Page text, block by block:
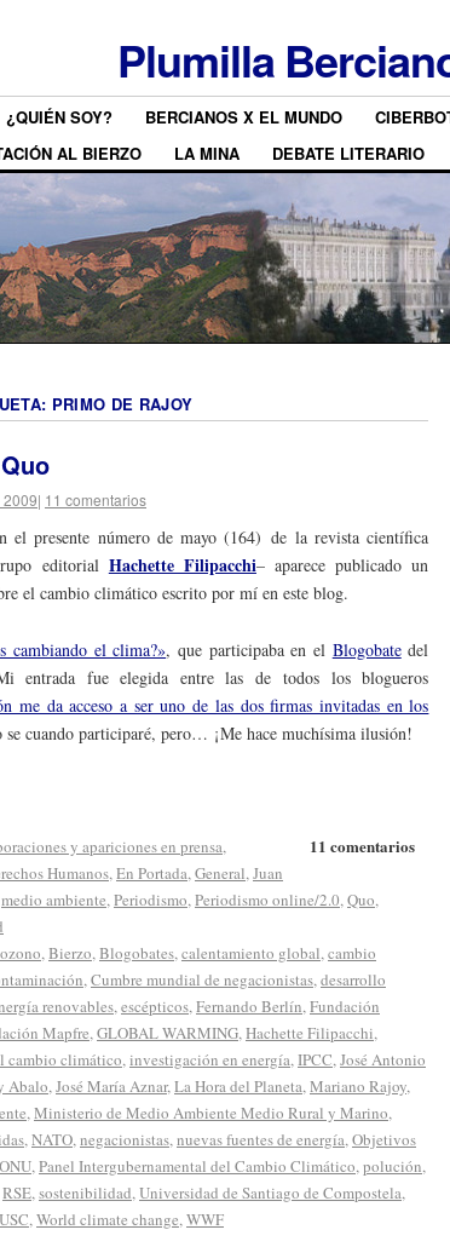
Plumilla
¿QUIÉN SOY? BERCIANOS X EL MUNDO
AL BIERZO
LA MINA DEBATE LITERARIO
PRIMO DE RAJOY
| 11 comentarios
el presente número de mayo (164) de la revista científica
editorial Hachette Filipacchi– aparece publicado un
el cambio climático escrito por mí en este blog.
cambiando el clima?», que participaba en el Blogobatedel
entrada fue elegida entre las de todos los blogueros
me da acceso a ser uno de las dos firmas invitadas en los
se cuando participaré, pero… ¡Me hace muchísima ilusión!
11 comentarios
y apariciones en prensa,
Humanos,En Portada,General,Juan
medio ambiente,Periodismo,Periodismo online/2.0,Quo,
,Bierzo,Blogobates,calentamiento global,cambio
,Cumbre mundial de negacionistas,desarrollo
renovables,escépticos,Fernando Berlín,Fundación
Mapfre,GLOBAL WARMING,Hachette Filipacchi,
cambio climático,investigación en energía,IPCC,José Antonio
Abalo,José María Aznar,La Hora del Planeta,Mariano Rajoy,
,Ministerio de Medio Ambiente Medio Rural y Marino,
,NATO,negacionistas,nuevas fuentes de energía,Objetivos
ONU,Panel Intergubernamental del Cambio Climático,polución,
RSE,sostenibilidad,Universidad de Santiago de Compostela,
USC,World climate change,WWF